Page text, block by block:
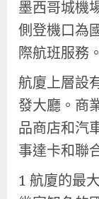
墨西哥城機
側登機口為
際航班服務。
航廈上層設
發大廳。商
品商店和汽
事達卡和聯
1 航廈的最